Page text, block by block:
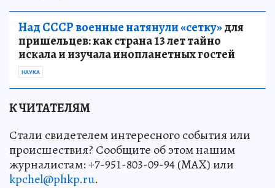
Над СССР военные натянули «сетку»для
пришельцев: как страна 13 лет тайно
искала и изучала инопланетных гостей
НАУКА
К ЧИТАТЕЛЯМ
Стали свидетелем интересного события или
происшествия? Сообщите об этом нашим
журналистам: +7-951-803-09-94 (MAX) или
kpchel@phkp.ru.